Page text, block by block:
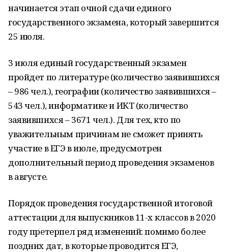
начинается этап очной сдачи единого
государственного экзамена, который завершится
25 июля.
3 июля единый государственный экзамен
пройдет по литературе (количество заявившихся
– 986 чел.), географии (количество заявившихся –
543 чел.), информатике и ИКТ (количество
заявившихся – 3671 чел.). Для тех, кто по
уважительным причинам не сможет принять
участие в ЕГЭ в июле, предусмотрен
дополнительный период проведения экзаменов
в августе.
Порядок проведения государственной итоговой
аттестации для выпускников 11-х классов в 2020
году претерпел ряд изменений: помимо более
поздних дат, в которые проводится ЕГЭ,